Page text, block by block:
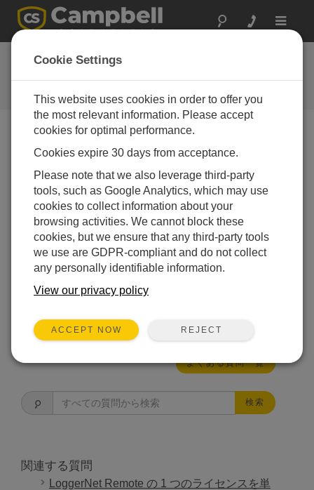
Toggle
よくある質問
当社の製品とソリューションに関
するよくある質問
既存の風向計を05103-L、05103-45-L、
05106-L、05305-Lに交換する場合、データ
ロガー プログラムで乗数とオフセット以外
の値も変更する必要がありますか?
測定手順はおそらく同じままです。ただし、乗数
とオフセットに加えて、風速に応じてパルスの種
類が変わる場合があり、風向に応じて励起電圧が
変わる場合があります。データロガーのプログラ
ミング方法については、
ださい。
この回答は役に立ちましたか？
よくある質問一覧
検索
関連する質問
LoggerNet Remote の 1 つのライセンスを単
Cookie Settings
This website uses cookies in order to offer you
the most relevant information. Please accept
cookies for optimal performance.
Cookies expire 30 days from acceptance.
Please note that we also leverage third-party
tools, such as Google Analytics, which may use
cookies to collect information about your
browsing activities. We cannot block these
cookies, but we ensure that any third-party tools
we use are GDPR-compliant and do not collect
any personally identifiable information.
View our privacy policy
ACCEPT NOW REJECT